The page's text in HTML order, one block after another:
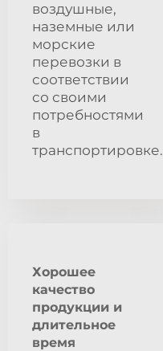
воздушные,
наземные или
морские
перевозки в
соответствии
со своими
потребностями
в
транспортировке.
Хорошее
качество
продукции и
длительное
время